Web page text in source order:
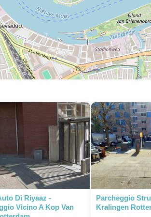
Di Riyaaz -
Vicino A Kop Van
Parcheggio
Kralingen